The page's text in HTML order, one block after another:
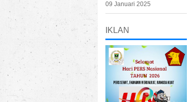
09 Januari 2025
IKLAN